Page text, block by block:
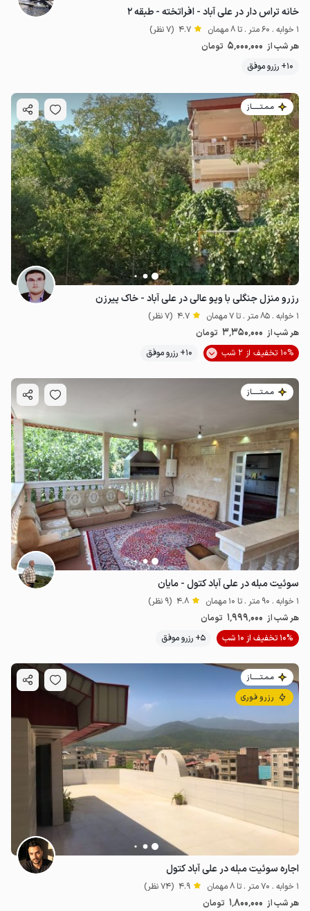
خانه تراس دار در علی آباد - افراتخته - طبقه ۲
1 خوابه . 60 متر . تا 8 مهمان 4.7 (7 نظر)
هر شب از 5٬000٬000 تومان
10+ رزرو موفق
مـمـتــــــاز
رزرو منزل جنگلی با ویو عالی در علی آباد - خاک پیرزن
1 خوابه . 85 متر . تا 7 مهمان 4.7 (7 نظر)
هر شب از 3٬350٬000 تومان
10% تخفیف از 2 شب
10+ رزرو موفق
مـمـتــــــاز
سوئیت مبله در علی آباد کتول - مایان
1 خوابه . 90 متر . تا 10 مهمان 4.8 (9 نظر)
هر شب از 1٬999٬000 تومان
10% تخفیف از 10 شب
5+ رزرو موفق
مـمـتــــــاز
رزرو فوری
اجاره سوئیت مبله در علی آباد کتول
1 خوابه . 70 متر . تا 8 مهمان 4.9 (74 نظر)
هر شب از 1٬800٬000 تومان